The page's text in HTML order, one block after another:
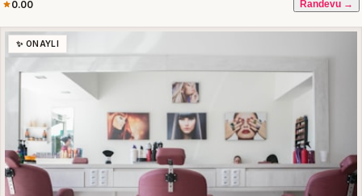
0.00 Randevu →
✨ ONAYLI